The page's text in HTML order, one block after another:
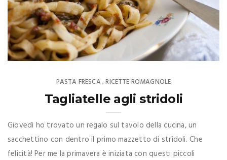
PASTA FRESCA ,RICETTE ROMAGNOLE
Tagliatelle agli stridoli
Giovedì ho trovato un regalo sul tavolo della cucina, un
sacchettino con dentro il primo mazzetto di stridoli. Che
felicità! Per me la primavera è iniziata con questi piccoli